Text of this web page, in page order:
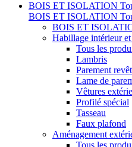
BOIS ET ISOLATION
BOIS ET ISOLATION
BOIS ET
Habillage intérieur
Tous les
Lambris
Parement
Lame de
Vêtures
Profilé spécial
Tasseau
Faux plafond
Aménagement
Tous les